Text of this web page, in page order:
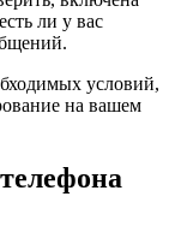
ли у вас
условий,
на вашем